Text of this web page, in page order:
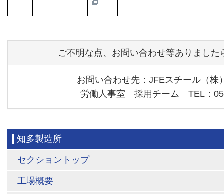
ご不明な点、お問い合わせ等ありました
お問い合わせ先：JFEスチール（株
労働人事室 採用チーム TEL：
知多製造所
セクショントップ
工場概要